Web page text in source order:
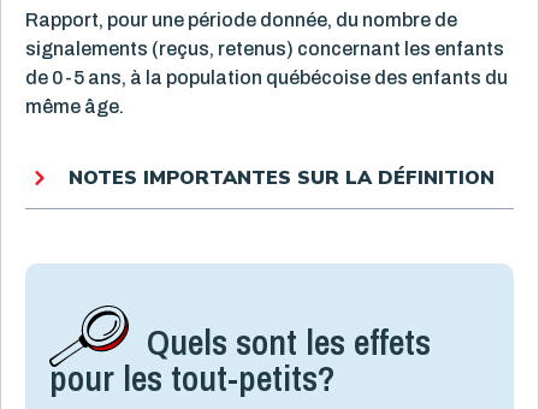
Rapport, pour une période donnée, du nombre de
signalements (reçus, retenus) concernant les enfants
de 0-5 ans, à la population québécoise des enfants du
même âge.
NOTES IMPORTANTES SUR LA DÉFINITION
Quels sont les effets
pour les tout-petits?